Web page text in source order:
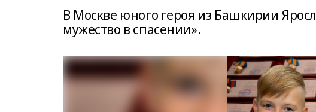
В Москве юного героя из Башкирии
мужество в спасении».